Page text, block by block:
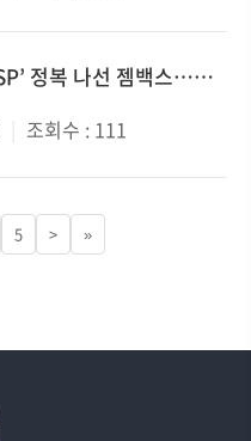
[(주)젬백스앤카엘] 난치병 PSP’ 정복 나선 젬백스… “글로벌 바이오 그룹 도약”
조회수 : 111
5 > »